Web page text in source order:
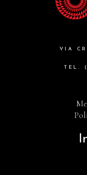
VIA
TEL.